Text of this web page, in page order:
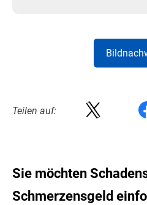
Teilen auf:
Sie möchten
Schmerzensgeld